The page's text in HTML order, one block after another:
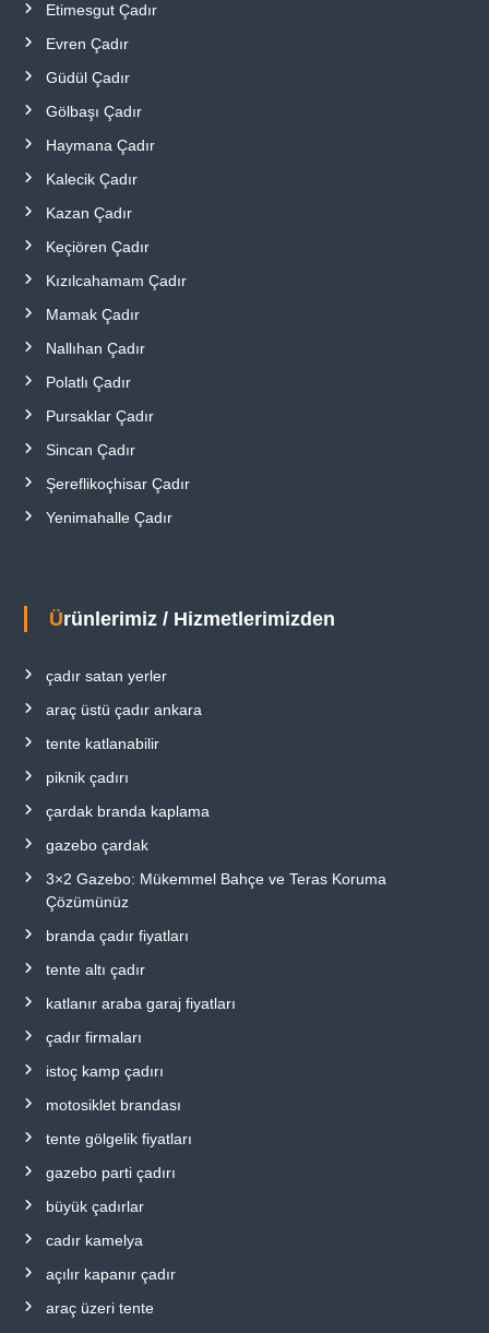
Etimesgut Çadır
Evren Çadır
Güdül Çadır
Gölbaşı Çadır
Haymana Çadır
Kalecik Çadır
Kazan Çadır
Keçiören Çadır
Kızılcahamam Çadır
Mamak Çadır
Nallıhan Çadır
Polatlı Çadır
Pursaklar Çadır
Sincan Çadır
Şereflikoçhisar Çadır
Yenimahalle Çadır
Ürünlerimiz / Hizmetlerimizden
çadır satan yerler
araç üstü çadır ankara
tente katlanabilir
piknik çadırı
çardak branda kaplama
gazebo çardak
3×2 Gazebo: Mükemmel Bahçe ve Teras Koruma
Çözümünüz
branda çadır fiyatları
tente altı çadır
katlanır araba garaj fiyatları
çadır firmaları
istoç kamp çadırı
motosiklet brandası
tente gölgelik fiyatları
gazebo parti çadırı
büyük çadırlar
cadır kamelya
açılır kapanır çadır
araç üzeri tente